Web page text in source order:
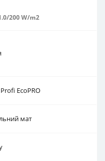
200 W/m2
EcoPRO
мат